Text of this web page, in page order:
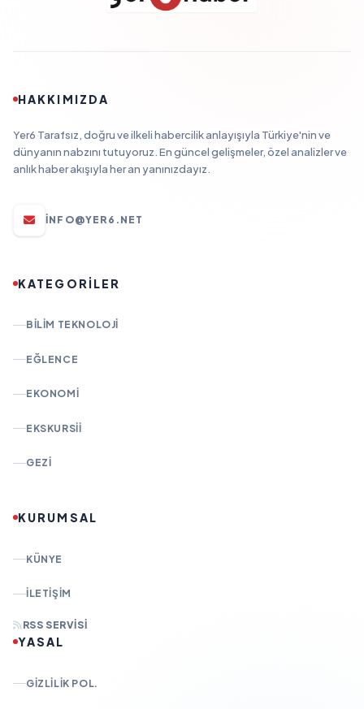
HAKKIMIZDA
Yer6 Tarafsız, doğru ve ilkeli habercilik anlayışıyla Türkiye'nin ve
dünyanın nabzını tutuyoruz. En güncel gelişmeler, özel analizler ve
anlık haber akışıyla her an yanınızdayız.
INFO@YER6.NET
KATEGORİLER
BILIM TEKNOLOJI
EĞLENCE
EKONOMI
EKSKURSII
GEZI
KURUMSAL
KÜNYE
İLETIŞIM
RSS SERVISI
YASAL
GIZLILIK POL.